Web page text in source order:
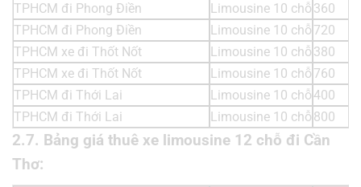
TPHCM đi Phong Điền
Limousine 10 chỗ 360
TPHCM đi Phong Điền
Limousine 10 chỗ 720
TPHCM xe đi Thốt Nốt
Limousine 10 chỗ 380
TPHCM xe đi Thốt Nốt
Limousine 10 chỗ 760
TPHCM đi Thới Lai
Limousine 10 chỗ400
TPHCM đi Thới Lai
Limousine 10 chỗ 800
2.7. Bảng giá thuê xe limousine 12 chỗ đi Cần
Thơ: